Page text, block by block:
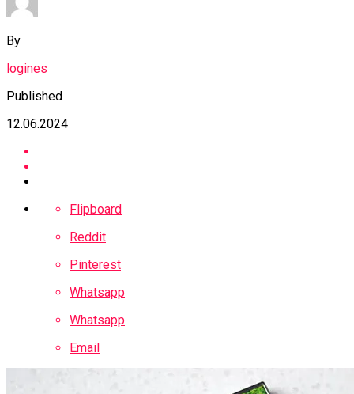
By
logines
Published
12.06.2024
Flipboard
Reddit
Pinterest
Whatsapp
Whatsapp
Email